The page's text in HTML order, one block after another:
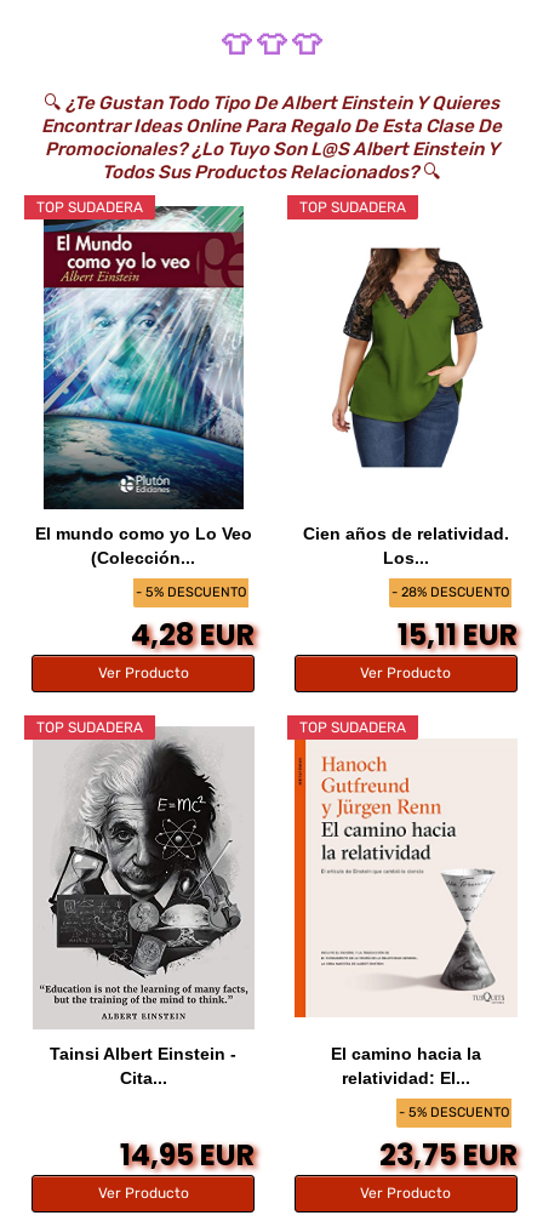
👕 👕 👕
🔍 ¿Te Gustan Todo Tipo De Albert Einstein Y Quieres
Encontrar Ideas Online Para Regalo De Esta Clase De
Promocionales? ¿Lo Tuyo Son L@s Albert Einstein Y
Todos Sus Productos Relacionados?🔍
- 5% DESCUENTO
TOP SUDADERA
El mundo como yo Lo Veo
(Colección...
4,28 EUR
Ver Producto
- 28% DESCUENTO
TOP SUDADERA
Cien años de relatividad.
Los...
15,11 EUR
Ver Producto
TOP SUDADERA
Tainsi Albert Einstein -
Cita...
14,95 EUR
Ver Producto
- 5% DESCUENTO
TOP SUDADERA
El camino hacia la
relatividad: El...
23,75 EUR
Ver Producto